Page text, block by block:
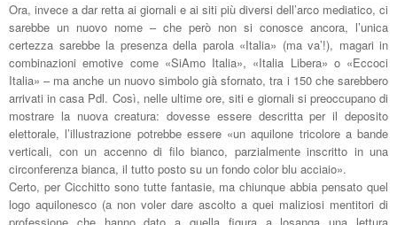
Ora, invece a dar retta ai giornali e ai siti più diversi dell’arco mediatico, ci
sarebbe un nuovo nome – che però non si conosce ancora, l’unica
certezza sarebbe la presenza della parola «Italia» (ma va’!), magari in
combinazioni emotive come «SiAmo Italia», «Italia Libera» o «Eccoci
Italia» – ma anche un nuovo simbolo già sfornato, tra i 150 che sarebbero
arrivati in casa Pdl. Così, nelle ultime ore, siti e giornali si preoccupano di
mostrare la nuova creatura: dovesse essere descritta per il deposito
elettorale, l’illustrazione potrebbe essere «un aquilone tricolore a bande
verticali, con un accenno di filo bianco, parzialmente inscritto in una
circonferenza bianca, il tutto posto su un fondo color blu acciaio».
Certo, per Cicchitto sono tutte fantasie, ma chiunque abbia pensato quel
logo aquilonesco (a non voler dare ascolto a quei maliziosi mentitori di